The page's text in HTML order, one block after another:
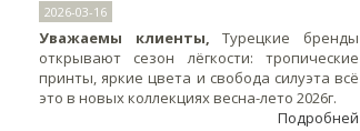
2026-03-16
Уважаемы клиенты,Турецкие бренды
открывают сезон лёгкости: тропические
принты, яркие цвета и свобода силуэта всё
это в новых коллекциях весна-лето 2026г.
Подробней